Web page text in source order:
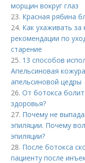
морщин вокруг глаз
23. Красная рябина
24. Как ухаживать
рекомендации по
старение
25. 13 способов
Апельсиновая
апельсиновой цедры
26.От ботокса
здоровья?
27. Почему не
эпиляции. Почему
эпиляции?
28. После ботокса
пациенту после